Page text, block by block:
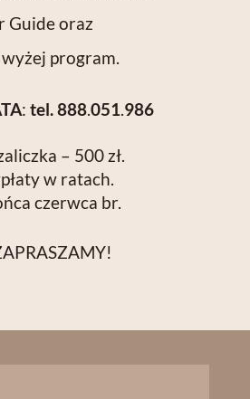
Guide oraz
program.
: tel. 888.051.986
– 500 zł.
w ratach.
czerwca br.